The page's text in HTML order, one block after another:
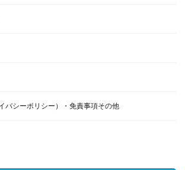
バシーポリシー）・免責事項その他